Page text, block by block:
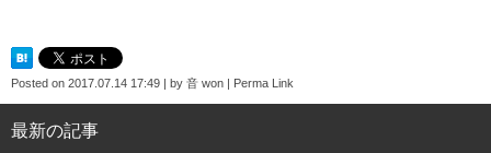
Posted on 2017.07.14 17:49 | by 音 won | Perma Link
最新の記事